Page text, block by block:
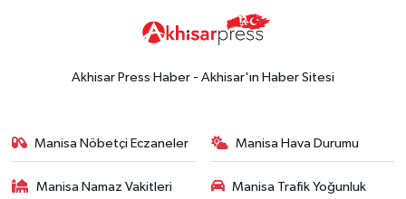
Akhisar Press Haber - Akhisar'ın Haber Sitesi
Manisa Nöbetçi Eczaneler Manisa Hava Durumu
Manisa Namaz Vakitleri Manisa Trafik Yoğunluk